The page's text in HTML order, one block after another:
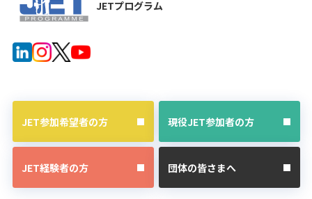
JETプログラム
JET参加希望者の方 現役JET参加者の方
JET経験者の方 団体の皆さまへ